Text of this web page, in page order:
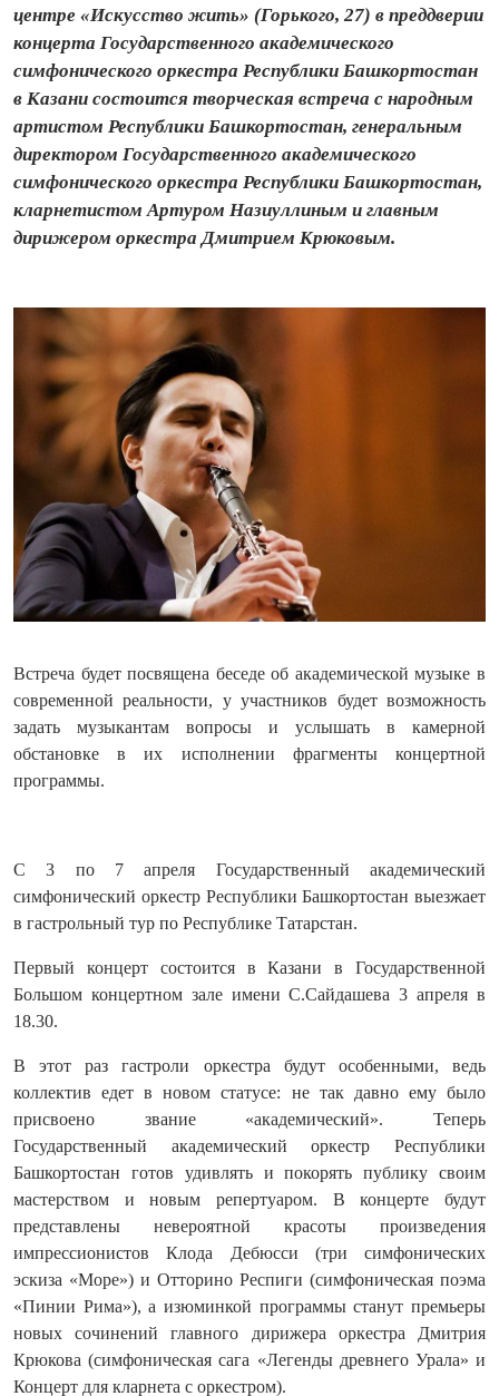
центре «Искусство жить» (Горького, 27) в преддверии
концерта Государственного академического
симфонического оркестра Республики Башкортостан
в Казани состоится творческая встреча с народным
артистом Республики Башкортостан, генеральным
директором Государственного академического
симфонического оркестра Республики Башкортостан,
кларнетистом Артуром Назиуллиным и главным
дирижером оркестра Дмитрием Крюковым.
Встреча будет посвящена беседе об академической музыке в
современной реальности, у участников будет возможность
задать музыкантам вопросы и услышать в камерной
обстановке в их исполнении фрагменты концертной
программы.
С 3 по 7 апреля Государственный академический
симфонический оркестр Республики Башкортостан выезжает
в гастрольный тур по Республике Татарстан.
Первый концерт состоится в Казани в Государственной
Большом концертном зале имени С.Сайдашева 3 апреля в
18.30.
В этот раз гастроли оркестра будут особенными, ведь
коллектив едет в новом статусе: не так давно ему было
присвоено звание «академический». Теперь
Государственный академический оркестр Республики
Башкортостан готов удивлять и покорять публику своим
мастерством и новым репертуаром. В концерте будут
представлены невероятной красоты произведения
импрессионистов Клода Дебюсси (три симфонических
эскиза «Море») и Отторино Респиги (симфоническая поэма
«Пинии Рима»), а изюминкой программы станут премьеры
новых сочинений главного дирижера оркестра Дмитрия
Крюкова (симфоническая сага «Легенды древнего Урала» и
Концерт для кларнета с оркестром).